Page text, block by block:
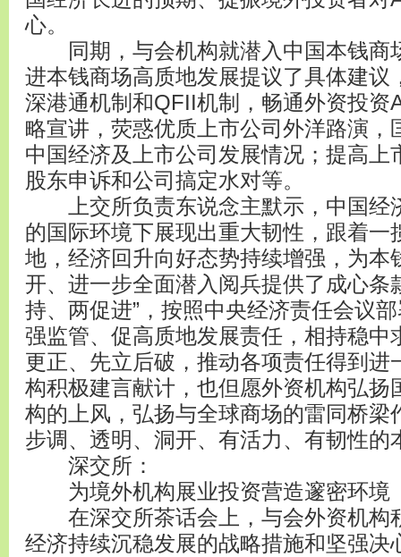
心。
同期，与会机构就潜入中国本钱商
进本钱商场高质地发展提议了具体建议
深港通机制和QFII机制，畅通外资投资
略宣讲，荧惑优质上市公司外洋路演，
中国经济及上市公司发展情况；提高上
股东申诉和公司搞定水对等。
上交所负责东说念主默示，中国经
的国际环境下展现出重大韧性，跟着一
地，经济回升向好态势持续增强，为本
开、进一步全面潜入阅兵提供了成心条
持、两促进”，按照中央经济责任会议
强监管、促高质地发展责任，相持稳中
更正、先立后破，推动各项责任得到进
构积极建言献计，也但愿外资机构弘扬
构的上风，弘扬与全球商场的雷同桥梁
步调、透明、洞开、有活力、有韧性的
深交所：
为境外机构展业投资营造邃密环境
在深交所茶话会上，与会外资机构
经济持续沉稳发展的战略措施和坚强决